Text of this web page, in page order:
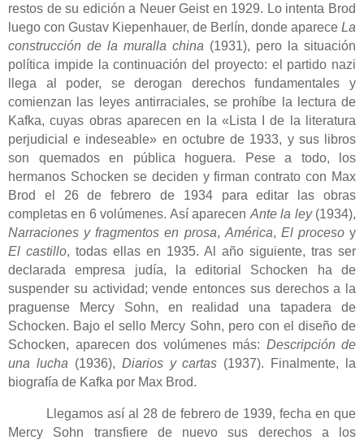
restos de su edición a Neuer Geist en 1929. Lo intenta Brod
luego con Gustav Kiepenhauer, de Berlín, donde aparece La
construcción de la muralla china (1931), pero la situación
política impide la continuación del proyecto: el partido nazi
llega al poder, se derogan derechos fundamentales y
comienzan las leyes antirraciales, se prohíbe la lectura de
Kafka, cuyas obras aparecen en la «Lista I de la literatura
perjudicial e indeseable» en octubre de 1933, y sus libros
son quemados en pública hoguera. Pese a todo, los
hermanos Schocken se deciden y firman contrato con Max
Brod el 26 de febrero de 1934 para editar las obras
completas en 6 volúmenes. Así aparecen Ante la ley(1934),
Narraciones y fragmentos en prosa, América, El proceso y
El castillo, todas ellas en 1935. Al año siguiente, tras ser
declarada empresa judía, la editorial Schocken ha de
suspender su actividad; vende entonces sus derechos a la
praguense Mercy Sohn, en realidad una tapadera de
Schocken. Bajo el sello Mercy Sohn, pero con el diseño de
Schocken, aparecen dos volúmenes más: Descripción de
una lucha (1936), Diarios y cartas (1937). Finalmente, la
biografía de Kafka por Max Brod.
Llegamos así al 28 de febrero de 1939, fecha en que
Mercy Sohn transfiere de nuevo sus derechos a los